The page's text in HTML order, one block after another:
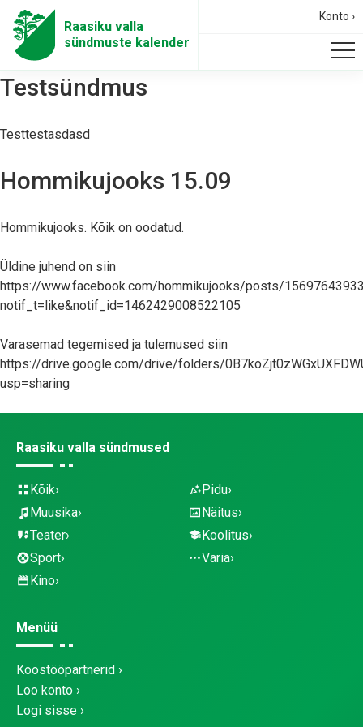
Raasiku valla
sündmuste kalender
Konto ›
Testsündmus
Testtestasdasd
Hommikujooks 15.09
Hommikujooks. Kõik on oodatud.
Üldine juhend on siin
https://www.facebook.com/hommikujooks/posts/
notif_t=like&notif_id=1462429008522105
Varasemad tegemised ja tulemused siin
https://drive.google.com/drive/folders/
usp=sharing
Raasiku valla sündmused
Kõik
Muusika
Teater
Sport
Kino
Pidu
Näitus
Koolitus
Varia
Menüü
Koostööpartnerid
Loo konto
Logi sisse